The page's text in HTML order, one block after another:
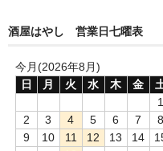
酒屋はやし 営業日七曜表
今月(2026年8月)
日
月 火 水 木 金
1
2
3 4 5 6 7
8
9
10 11 12 13 14